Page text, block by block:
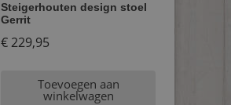
Steigerhouten design stoel
Gerrit
€229,95
Toevoegen aan
winkelwagen